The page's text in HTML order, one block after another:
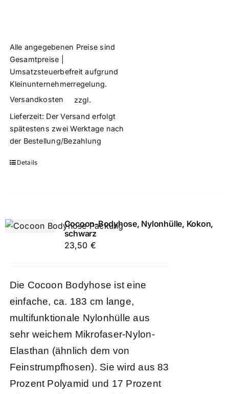
Alle angegebenen Preise sind
Gesamtpreise |
Umsatzsteuerbefreit aufgrund
Kleinunternehmerregelung.
zzgl.
Versandkosten
Lieferzeit: Der Versand erfolgt
spätestens zwei Werktage nach
der Bestellung/Bezahlung
Details
Cocoon-Bodyhose, Nylonhülle, Kokon,
schwarz
23,50 €
Die Cocoon Bodyhose ist eine
einfache, ca. 183 cm lange,
multifunktionale Nylonhülle aus
sehr weichem Mikrofaser-Nylon-
Elasthan (ähnlich dem von
Feinstrumpfhosen). Sie wird aus 83
Prozent Polyamid und 17 Prozent